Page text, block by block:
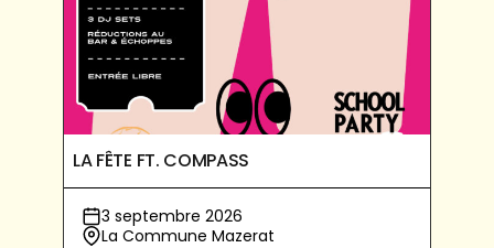
LA FÊTE FT. COMPASS
3 septembre 2026
La Commune Mazerat